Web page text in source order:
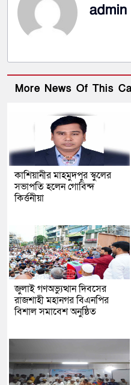
admin
More News Of This
কাশিয়ানীর মাহমুদপুর স্কুলের
সভাপতি হলেন গোবিন্দ
কির্ত্তনীয়া
জুলাই গণঅভ্যুত্থান দিবসের
রাজশাহী মহানগর বিএনপির
বিশাল সমাবেশ অনুষ্ঠিত